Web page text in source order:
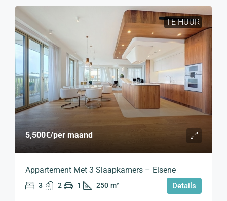
TE HUUR
5,500€/per maand
Appartement Met 3 Slaapkamers – Elsene
3 2 1 250 m² Details